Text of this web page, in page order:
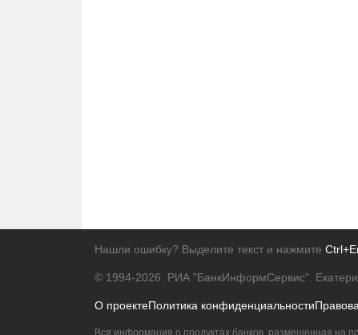
Нашли ошибку? Выделите текст и нажмите
© 1994-2026. РИА "БанкИнформСервис".
О проектеПолитика конфиденциальности
Вся информация о продуктах банков, размещенная на